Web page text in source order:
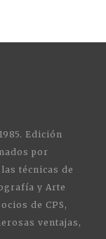
Edición
por
técnicas de
y Arte
de CPS,
ventajas,